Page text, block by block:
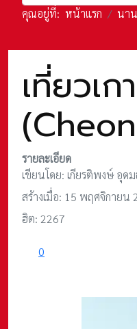
คุณอยู่ที่: หน้าแรก นา
เที่ยวเ
รายละเอียด
เขียนโดย: เกียรติพงษ์ อุด
สร้างเมื่อ: 15 พฤศจิกายน
ฮิต: 2267
0